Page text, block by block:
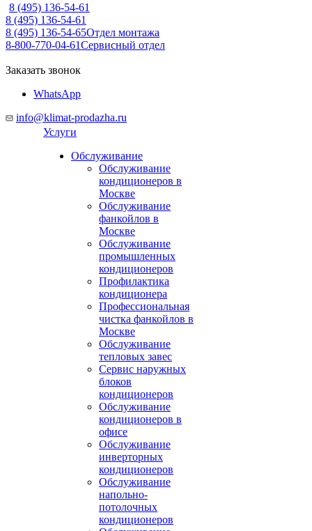
8 (495) 136-54-61
8 (495) 136-54-61
8 (495) 136-54-65Отдел монтажа
8-800-770-04-61Сервисный отдел
Заказать звонок
WhatsApp
info@klimat-prodazha.ru
Услуги
Обслуживание
Обслуживание
кондиционеров в
Москве
Обслуживание
фанкойлов в
Москве
Обслуживание
промышленных
кондиционеров
Профилактика
кондиционера
Профессиональная
чистка фанкойлов в
Москве
Обслуживание
тепловых завес
Сервис наружных
блоков
кондиционеров
Обслуживание
кондиционеров в
офисе
Обслуживание
инверторных
кондиционеров
Обслуживание
напольно-
потолочных
кондиционеров